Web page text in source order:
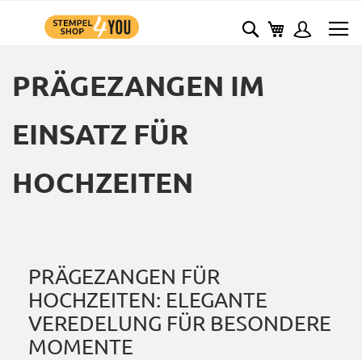
MEIN
SUCHE
PRÄGEZANGEN IM
EINSATZ FÜR
HOCHZEITEN
PRÄGEZANGEN FÜR
HOCHZEITEN: ELEGANTE
VEREDELUNG FÜR BESONDERE
MOMENTE